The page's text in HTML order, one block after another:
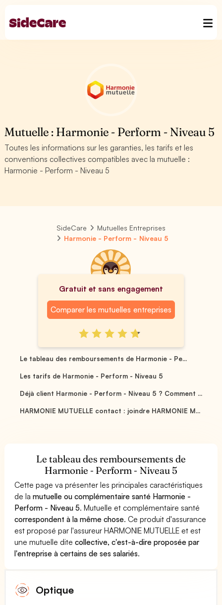
Mutuelle : Harmonie - Perform - Niveau 5
Toutes les informations sur les garanties, les tarifs et les
conventions collectives compatibles avec la mutuelle :
Harmonie - Perform - Niveau 5
SideCare
Mutuelles Entreprises
Harmonie - Perform - Niveau 5
Gratuit et sans engagement
Comparer les mutuelles entreprises
Le tableau des remboursements de Harmonie - Pe...
Les tarifs de Harmonie - Perform - Niveau 5
Déjà client Harmonie - Perform - Niveau 5 ? Comment ...
HARMONIE MUTUELLE contact : joindre HARMONIE M...
Le tableau des remboursements de
Harmonie - Perform - Niveau 5
Cette page va présenter les principales caractéristiques
de lamutuelle ou complémentaire santé Harmonie -
Perform - Niveau 5. Mutuelle et complémentaire santé
correspondent à la même chose. Ce produit d'assurance
est proposé par l'assureur HARMONIE MUTUELLE et est
une mutuelle ditecollective, c'est-à-dire proposée par
l'entreprise à certains de ses salariés.
Optique